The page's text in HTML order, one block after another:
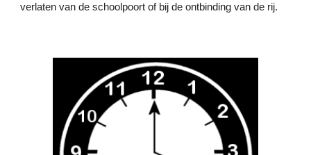
verlaten van de schoolpoort of bij de ontbinding van de rij.